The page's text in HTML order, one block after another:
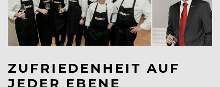
ZUFRIEDENHEIT AUF
JEDER EBENE